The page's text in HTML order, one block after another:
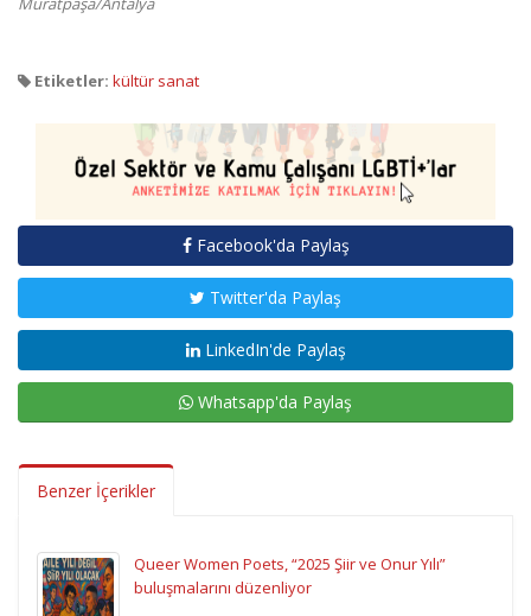
Etiketler: kültür sanat
Facebook'da Paylaş
Twitter'da Paylaş
LinkedIn'de Paylaş
Whatsapp'da Paylaş
Benzer İçerikler
Queer Women Poets, “2025 Şiir ve Onur Yılı”
buluşmalarını düzenliyor